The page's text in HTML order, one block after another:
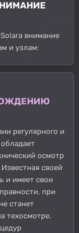
внимание
и узлам:
регулярного и
осмотр
своей
и имеет свои
при
станет
техосмотре.